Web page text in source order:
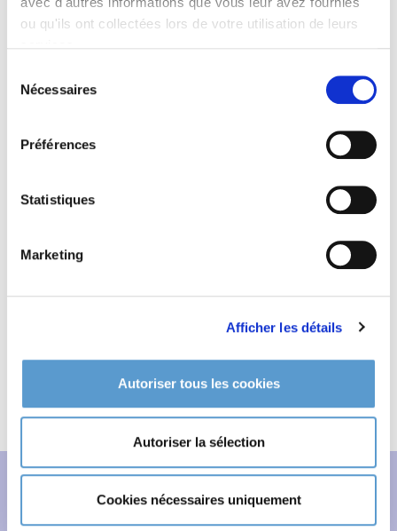
ou qu'ils ont collectées lors de votre utilisation de leurs
Nécessaires
Préférences
Statistiques
Marketing
Afficher les détails
Autoriser tous les cookies
Autoriser la sélection
Cookies nécessaires uniquement
en toute transparence
Contactez-nous
à votre disposition
Produits volumineux
CIC-Monetico
Avez-vous pensé à